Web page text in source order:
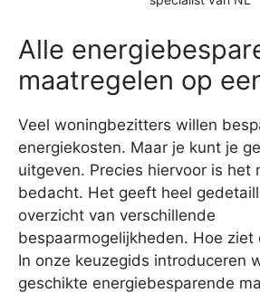
Alle
maatregelen op
Veel woningbezitters willen
energiekosten. Maar je kunt je
uitgeven. Precies hiervoor is het
bedacht. Het geeft heel
overzicht van verschillende
bespaarmogelijkheden. Hoe ziet
In onze keuzegids introduceren
geschikte energiebesparende